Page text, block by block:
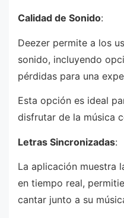
Calidad de Sonido:
Deezer permite a los
sonido, incluyendo
pérdidas para una
Esta opción es ideal
disfrutar de la música
Letras Sincronizadas:
La aplicación muestra
en tiempo real,
cantar junto a su